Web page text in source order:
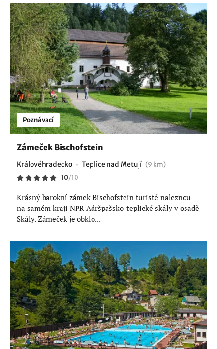
Poznávací
Zámeček Bischofstein
Královéhradecko Teplice nad Metují (9 km)
10/10
Krásný barokní zámek Bischofstein turisté naleznou
na samém kraji NPR Adršpašsko-teplické skály v osadě
Skály. Zámeček je obklo...